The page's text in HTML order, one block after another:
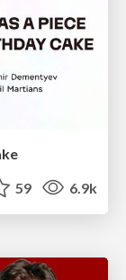
59 6.9k